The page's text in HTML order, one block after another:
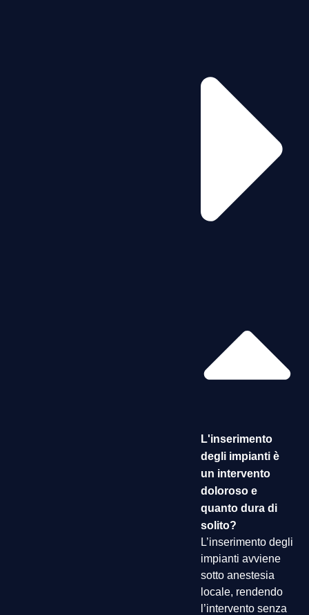
L'inserimento
degli impianti è
un intervento
doloroso e
quanto dura di
solito?
L’inserimento degli
impianti avviene
sotto anestesia
locale, rendendo
l’intervento senza